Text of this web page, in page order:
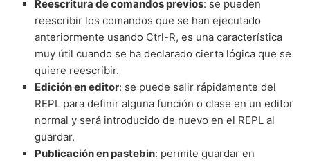
Reescritura de comandos previos: se pueden
reescribir los comandos que se han ejecutado
anteriormente usando Ctrl-R, es una característica
muy útil cuando se ha declarado cierta lógica que se
quiere reescribir.
Edición en editor: se puede salir rápidamente del
REPL para definir alguna función o clase en un editor
normal y será introducido de nuevo en el REPL al
guardar.
Publicación en pastebin: permite guardar en